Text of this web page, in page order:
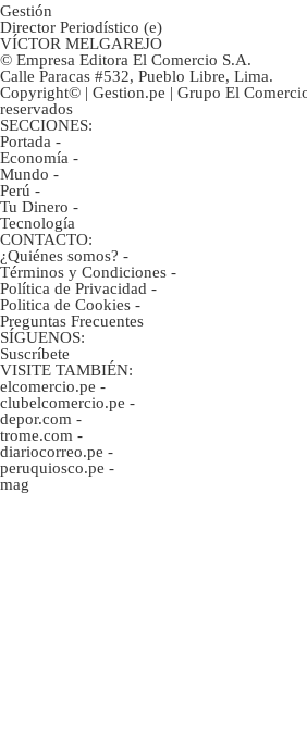
Gestión
Director Periodístico (e)
VÍCTOR MELGAREJO
© Empresa Editora El Comercio S.A.
Calle Paracas #532, Pueblo Libre, Lima.
Copyright© | Gestion.pe | Grupo El
reservados
SECCIONES:
Portada -
Economía -
Mundo -
Perú -
Tu Dinero -
Tecnología
CONTACTO:
¿Quiénes somos? -
Términos y Condiciones -
Política de Privacidad -
Politica de Cookies -
Preguntas Frecuentes
SÍGUENOS:
Suscríbete
VISITE TAMBIÉN:
elcomercio.pe -
clubelcomercio.pe -
depor.com -
trome.com -
diariocorreo.pe -
peruquiosco.pe -
mag